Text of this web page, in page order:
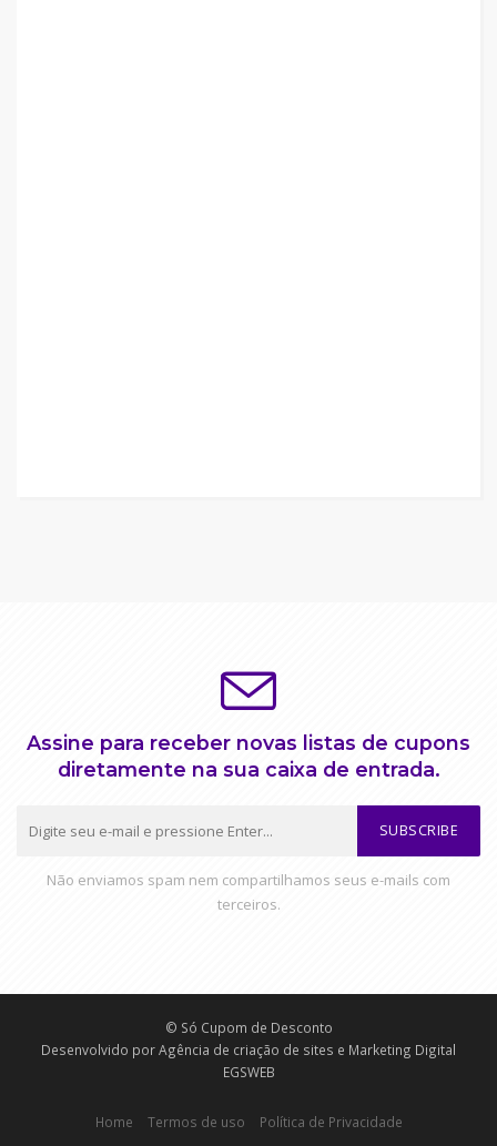
Assine para receber novas listas de cupons
diretamente na sua caixa de entrada.
SUBSCRIBE
Não enviamos spam nem compartilhamos seus e-mails com
terceiros.
© Só Cupom de Desconto
Desenvolvido porAgência de criação de sites e Marketing Digital
EGSWEB
Home Termos de uso Política de Privacidade